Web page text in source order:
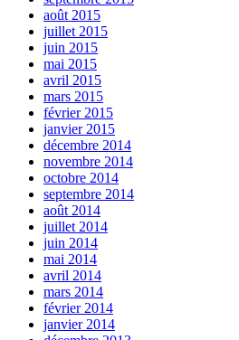
août 2015
juillet 2015
juin 2015
mai 2015
avril 2015
mars 2015
février 2015
janvier 2015
décembre 2014
novembre 2014
octobre 2014
septembre 2014
août 2014
juillet 2014
juin 2014
mai 2014
avril 2014
mars 2014
février 2014
janvier 2014